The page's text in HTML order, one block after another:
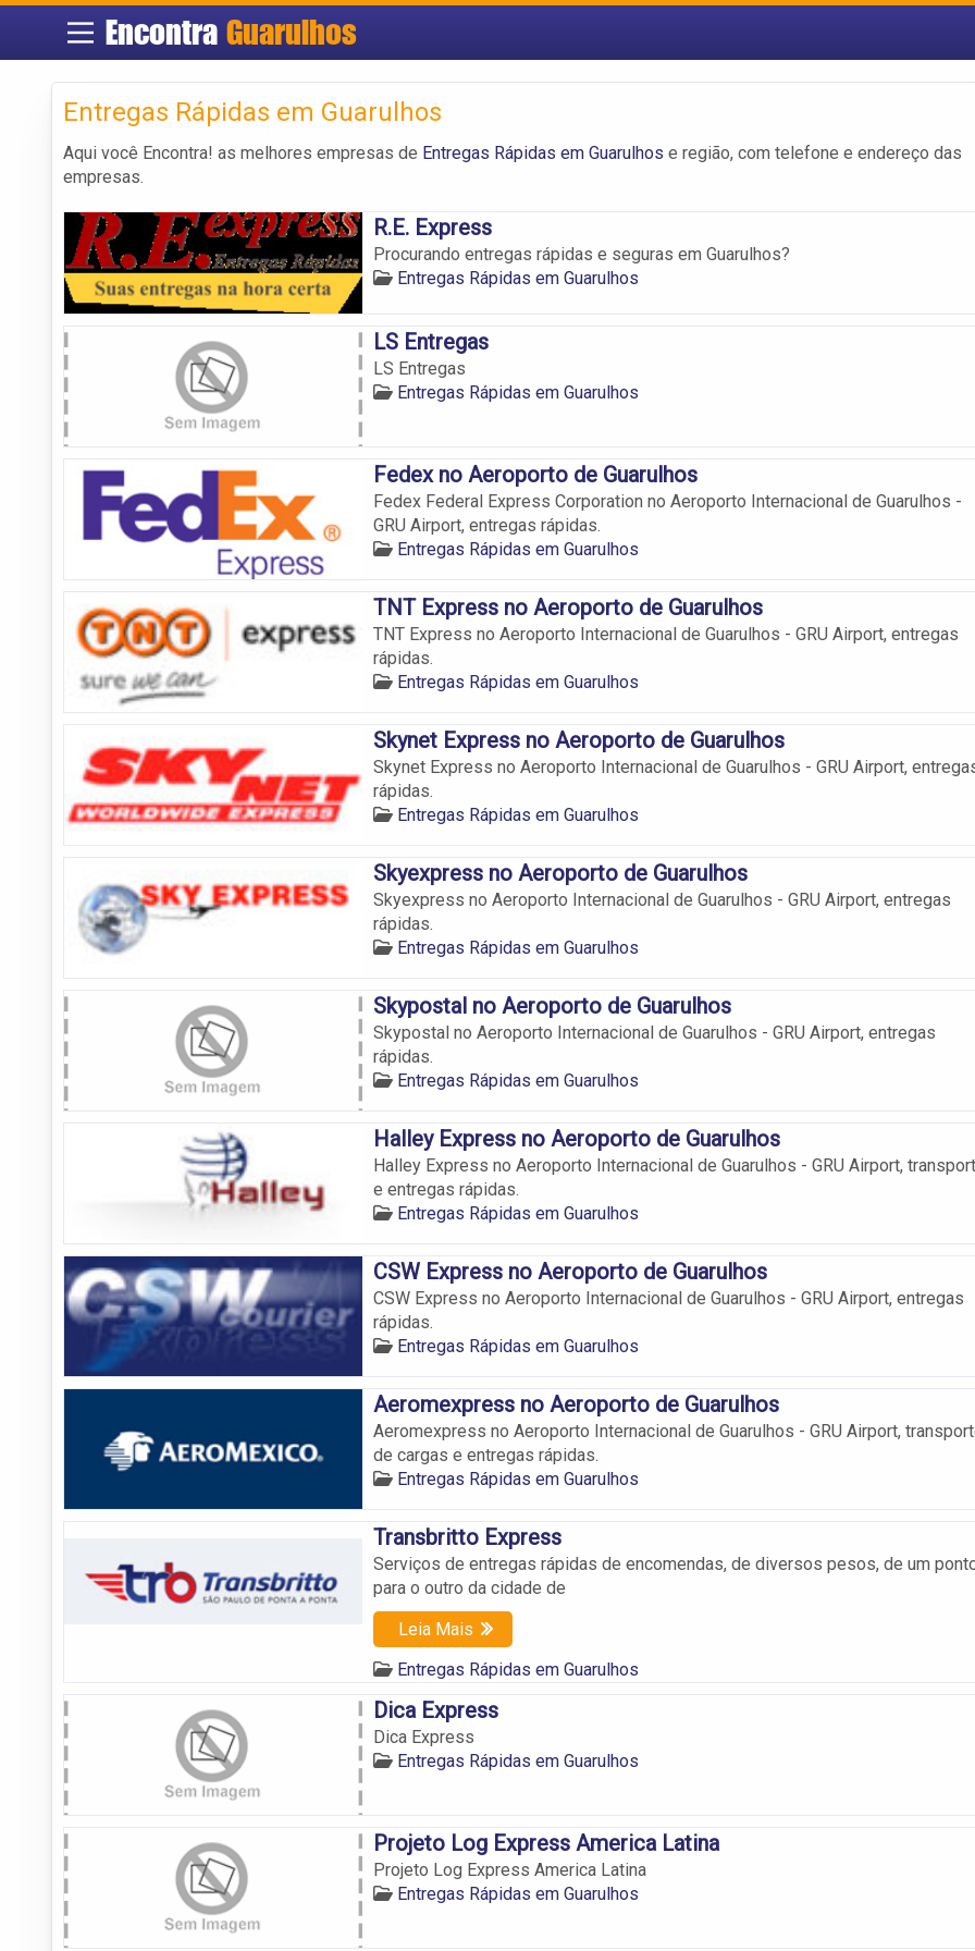
EncontraGuarulhos
Entregas Rápidas em Guarulhos
Aqui você Encontra! as melhores empresas de Entregas Rápidas em Guarulhos e região, com telefone e endereço das
empresas.
R.E. Express
Procurando entregas rápidas e seguras em Guarulhos?
Entregas Rápidas em Guarulhos
LS Entregas
LS Entregas
Entregas Rápidas em Guarulhos
Fedex no Aeroporto de Guarulhos
Fedex Federal Express Corporation no Aeroporto Internacional de Guarulhos -
GRU Airport, entregas rápidas.
Entregas Rápidas em Guarulhos
TNT Express no Aeroporto de Guarulhos
TNT Express no Aeroporto Internacional de Guarulhos - GRU Airport, entregas
rápidas.
Entregas Rápidas em Guarulhos
Skynet Express no Aeroporto de Guarulhos
Skynet Express no Aeroporto Internacional de Guarulhos - GRU Airport,
rápidas.
Entregas Rápidas em Guarulhos
Skyexpress no Aeroporto de Guarulhos
Skyexpress no Aeroporto Internacional de Guarulhos - GRU Airport, entregas
rápidas.
Entregas Rápidas em Guarulhos
Skypostal no Aeroporto de Guarulhos
Skypostal no Aeroporto Internacional de Guarulhos - GRU Airport, entregas
rápidas.
Entregas Rápidas em Guarulhos
Halley Express no Aeroporto de Guarulhos
Halley Express no Aeroporto Internacional de Guarulhos - GRU Airport,
e entregas rápidas.
Entregas Rápidas em Guarulhos
CSW Express no Aeroporto de Guarulhos
CSW Express no Aeroporto Internacional de Guarulhos - GRU Airport, entregas
rápidas.
Entregas Rápidas em Guarulhos
Aeromexpress no Aeroporto de Guarulhos
Aeromexpress no Aeroporto Internacional de Guarulhos - GRU Airport,
de cargas e entregas rápidas.
Entregas Rápidas em Guarulhos
Transbritto Express
Serviços de entregas rápidas de encomendas, de diversos pesos, de um
para o outro da cidade de
Leia Mais
Entregas Rápidas em Guarulhos
Dica Express
Dica Express
Entregas Rápidas em Guarulhos
Projeto Log Express America Latina
Projeto Log Express America Latina
Entregas Rápidas em Guarulhos